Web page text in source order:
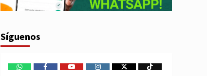
Síguenos
WhatsAppFacebookYoutubeInstagram
X TikTok